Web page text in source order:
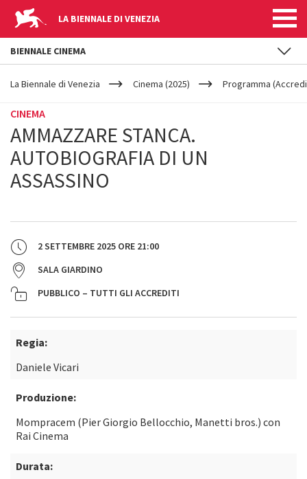
LA BIENNALE DI VENEZIA
YOUR
ARE
La Biennale di Venezia Cinema (2025) Programma
CINEMA
AMMAZZARE STANCA.
AUTOBIOGRAFIA DI UN
ASSASSINO
2 SETTEMBRE 2025 ORE 21:00
SALA GIARDINO
PUBBLICO – TUTTI GLI ACCREDITI
Regia:
Daniele Vicari
Produzione:
Mompracem (Pier Giorgio Bellocchio, Manetti bros.) con
Rai Cinema
Durata:
BIENNALE CINEMA